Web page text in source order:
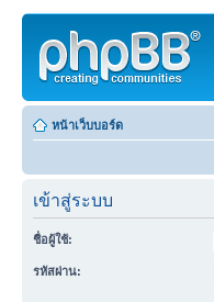
หน้าเว็บบอร์ด
เข้าสู่ระบบ
ชื่อผู้ใช้:
รหัสผ่าน: